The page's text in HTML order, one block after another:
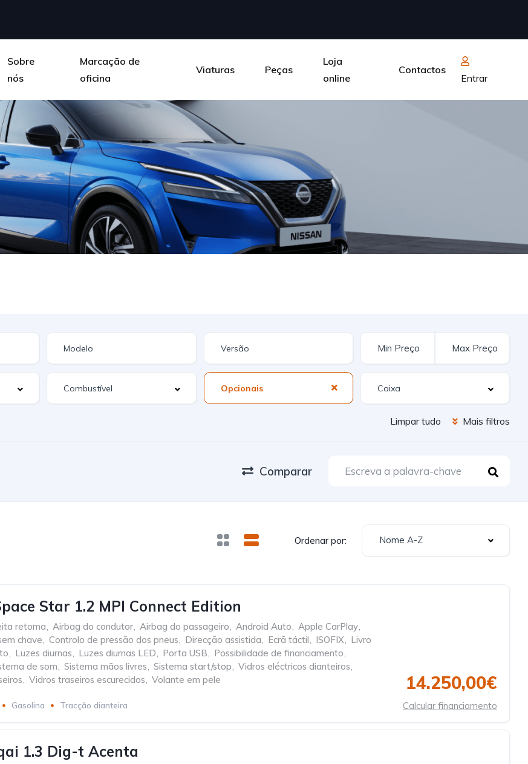
Sobre
nós
Marcação de
oficina
Viaturas Peças
Loja
online
Contactos
Entrar
Opcionais
Limpar tudo Mais filtros
Comparar
Ordenar por: Nome A-Z
Star 1.2 MPI Connect Edition
retoma, Airbag do condutor, Airbag do passageiro, Android Auto, Apple CarPlay,
chave, Controlo de pressão dos pneus, Direcção assistida, Ecrã táctil, ISOFIX, Livro
, Luzes diurnas, Luzes diurnas LED, Porta USB, Possibilidade de financiamento,
de som, Sistema mãos livres, Sistema start/stop, Vidros eléctricos dianteiros,
, Vidros traseiros escurecidos, Volante em pele
Gasolina Tracção dianteira
14.250,00€
Calcular financiamento
1.3 Dig-t Acenta